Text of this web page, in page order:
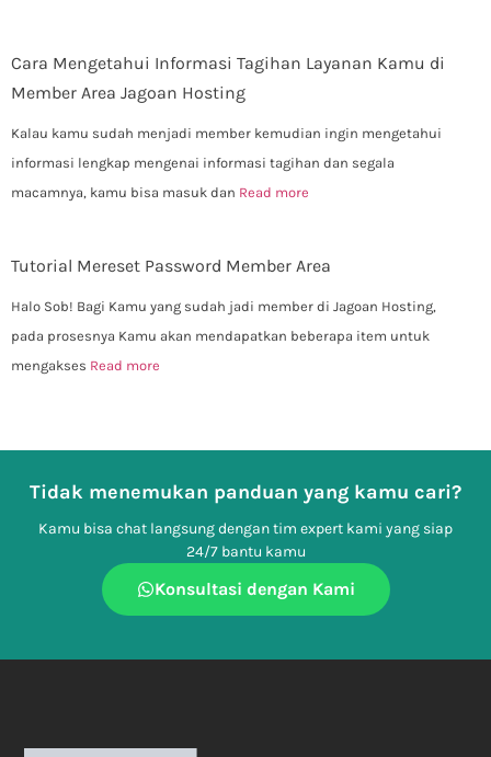
Cara Mengetahui Informasi Tagihan Layanan Kamu di
Member Area Jagoan Hosting
Kalau kamu sudah menjadi member kemudian ingin mengetahui
informasi lengkap mengenai informasi tagihan dan segala
macamnya, kamu bisa masuk dan Read more
Tutorial Mereset Password Member Area
Halo Sob! Bagi Kamu yang sudah jadi member di Jagoan Hosting,
pada prosesnya Kamu akan mendapatkan beberapa item untuk
mengakses Read more
Tidak menemukan panduan yang kamu cari?
Kamu bisa chat langsung dengan tim expert kami yang siap
24/7 bantu kamu
Konsultasi dengan Kami